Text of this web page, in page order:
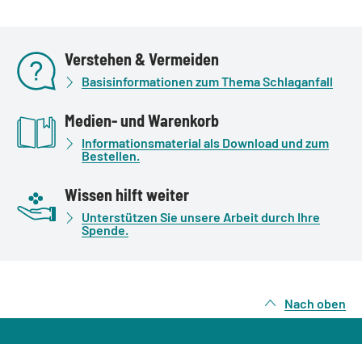
Verstehen & Vermeiden
Basisinformationen zum Thema Schlaganfall
Medien- und Warenkorb
Informationsmaterial als Download und zum
Bestellen.
Wissen hilft weiter
Unterstützen Sie unsere Arbeit durch Ihre
Spende.
Nach oben